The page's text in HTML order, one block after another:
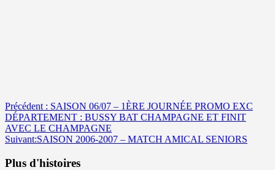
Navigation
d’article
Précédent : SAISON 06/07 – 1ÈRE JOURNÉE PROMO EXC
DÉPARTEMENT : BUSSY BAT CHAMPAGNE ET FINIT
AVEC LE CHAMPAGNE
Suivant:SAISON 2006-2007 – MATCH AMICAL SENIORS
Plus d'histoires